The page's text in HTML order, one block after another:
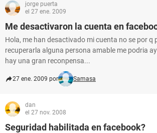
jorge puerta
el 27 ene. 2009
Me desactivaron la cuenta en
Hola, me han desactivado mi cuenta no se por q
recuperarla alguna persona amable me podria
hay una gran reconpensa...
27 ene. 2009 por Samasa
dan
el 27 nov. 2008
Seguridad habilitada en facebook?